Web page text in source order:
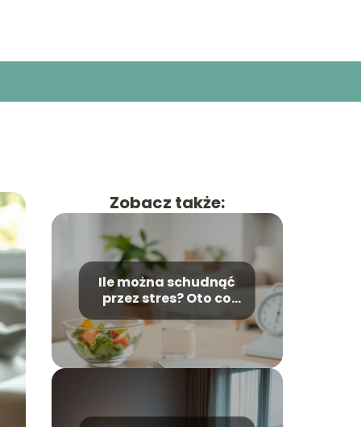
Zobacz także:
Ile można schudnąć
przez stres? Oto co
mówią eksperci